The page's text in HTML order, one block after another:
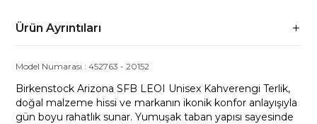
Ürün Ayrıntıları
Model Numarası :452763 -20152
Birkenstock Arizona SFB LEOI Unisex Kahverengi Terlik,
doğal malzeme hissi ve markanın ikonik konfor anlayışıyla
gün boyu rahatlık sunar. Yumuşak taban yapısı sayesinde